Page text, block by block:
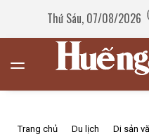
Thứ Sáu, 07/08/2026
Trang chủ Du lịch Di sản